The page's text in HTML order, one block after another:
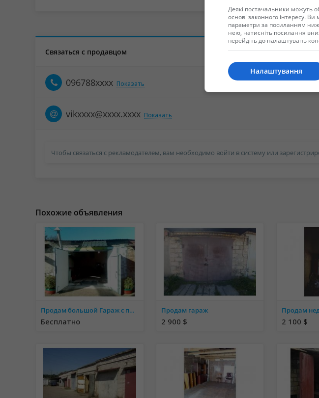
Связаться с продавцом
096788xxxx Показать
vikxxxx@xxxx.xxxx Показать
Чтобы связаться с рекламодателем, вам необходимо войти в систему или
Похожие объявления
Продам большой Гараж с подвалом, недорого, Гаёк, Белая Церковь
Бесплатно
Продам гараж
2 900 $ 2 100 $
Деякі постачальники можуть
основі законного інтересу.
параметри за посиланням
нею, натисніть посилання
перейдіть до налаштувань
Налаштування